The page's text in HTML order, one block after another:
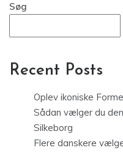
Søg
Recent Posts
Oplev ikoniske
Sådan vælger du
Silkeborg
Flere danskere